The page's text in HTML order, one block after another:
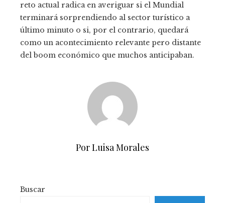
reto actual radica en averiguar si el Mundial
terminará sorprendiendo al sector turístico a
último minuto o si, por el contrario, quedará
como un acontecimiento relevante pero distante
del boom económico que muchos anticipaban.
Por Luisa Morales
Buscar